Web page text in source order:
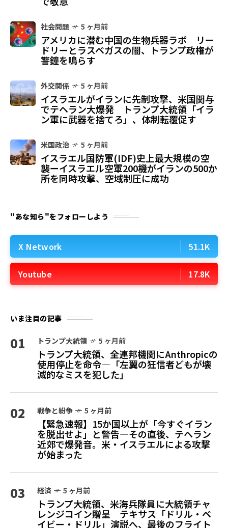
社会問題 5 ヶ月前
アメリカに潜む中国の生物兵器ラボ リー
ドリーとラスベガスの闇、トランプ政権が
警鐘を鳴らす
外交関係 5 ヶ月前
イスラエルがイランに先制攻撃、米国関与
でテヘラン大爆発 トランプ大統領「イラ
ン軍に武器を捨てろ」、体制転覆促す
米国政治 5 ヶ月前
イスラエル国防軍(IDF)史上最大規模の空
襲ーイスラエル空軍200機がイランの500か
所を同時攻撃、空域制圧に成功
"あな知ら"をフォローしよう
X Network 51.1K
Youtube 17.8K
いま注目の記事
01 トランプ大統領 5 ヶ月前
トランプ大統領、全連邦機関にAnthropicの
使用停止を命令—「左翼の狂信者どもが壊
滅的なミスを犯した」
02 戦争と紛争 5 ヶ月前
【緊急速報】15か国以上が「今すぐイラン
を脱出せよ」と警告—その直後、テヘラン
近郊で爆発音。米・イスラエルによる攻撃
が始まった
03 経済 5 ヶ月前
トランプ大統領、米海兵隊員に大統領チャ
レンジコイン贈呈 テキサス「ドリル・ベ
イビー・ドリル」演説へ、最後のフライト